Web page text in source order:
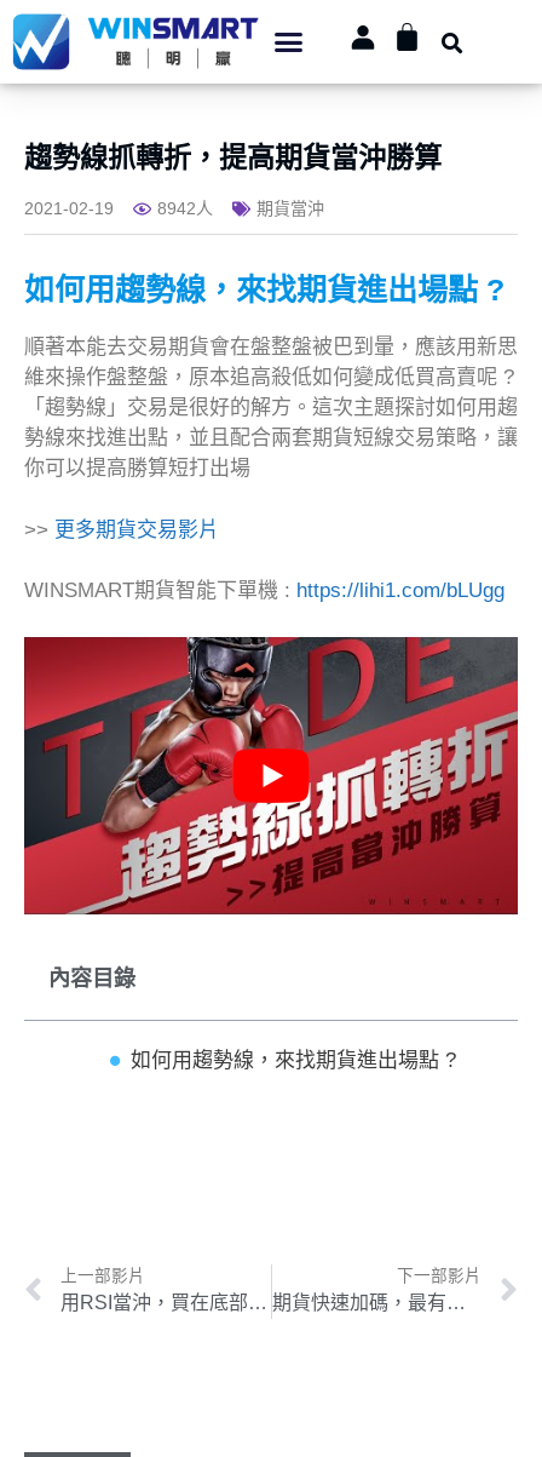
趨勢線抓轉折，提高期貨當沖勝算
2021-02-19 8942人 期貨當沖
如何用趨勢線，來找期貨進出場點 ?
順著本能去交易期貨會在盤整盤被巴到暈，應該用新思
維來操作盤整盤，原本追高殺低如何變成低買高賣呢 ?
「趨勢線」交易是很好的解方。這次主題探討如何用趨
勢線來找進出點，並且配合兩套期貨短線交易策略，讓
你可以提高勝算短打出場
>> 更多期貨交易影片
WINSMART期貨智能下單機 : https://lihi1.com/bLUgg
內容目錄
如何用趨勢線，來找期貨進出場點 ?
上一部影片
用RSI當沖，買在底部，應用在股票和期貨當沖
下一部影片
期貨快速加碼，最有爆發力的交易方式 !